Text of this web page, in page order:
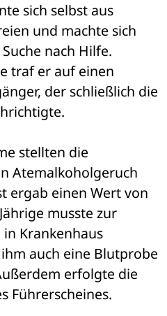
sich selbst aus
und machte sich
nach Hilfe.
traf er auf einen
der schließlich die
stellten die
Atemalkoholgeruch
ergab einen Wert von
musste zur
Krankenhaus
auch eine Blutprobe
erfolgte die
Führerscheines.